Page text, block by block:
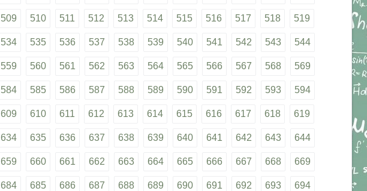
509 510 511 512 513 514 515 516 517 518 519
534 535 536 537 538 539 540 541 542 543 544
559 560 561 562 563 564 565 566 567 568 569
584 585 586 587 588 589 590 591 592 593 594
609 610 611 612 613 614 615 616 617 618 619
634 635 636 637 638 639 640 641 642 643 644
659 660 661 662 663 664 665 666 667 668 669
684 685 686 687 688 689 690 691 692 693 694